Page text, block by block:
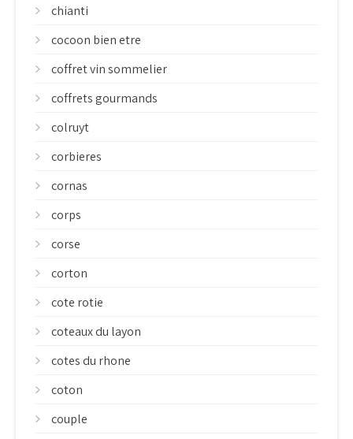
chianti
cocoon bien etre
coffret vin sommelier
coffrets gourmands
colruyt
corbieres
cornas
corps
corse
corton
cote rotie
coteaux du layon
cotes du rhone
coton
couple